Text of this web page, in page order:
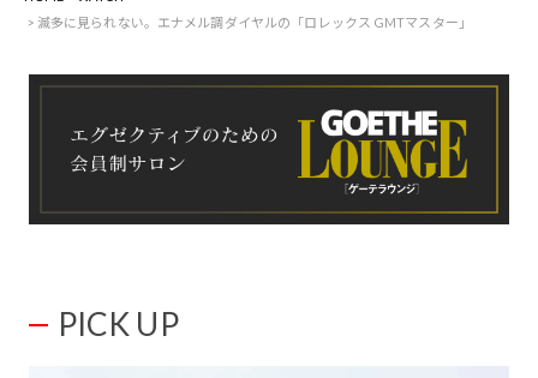
滅多に見られない。エナメル調ダイヤルの「ロレックス GMTマスター」
PICK UP